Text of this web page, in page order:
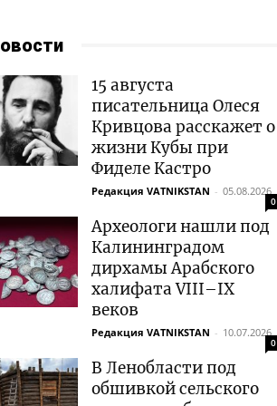
15 августа
писательница Олеся
Кривцова расскажет о
жизни Кубы при
Фиделе Кастро
Редакция VATNIKSTAN - 05.08.2026
0
Археологи нашли под
Калининградом
дирхамы Арабского
халифата VIII–IX
веков
Редакция VATNIKSTAN - 10.07.2026
0
В Ленобласти под
обшивкой сельского